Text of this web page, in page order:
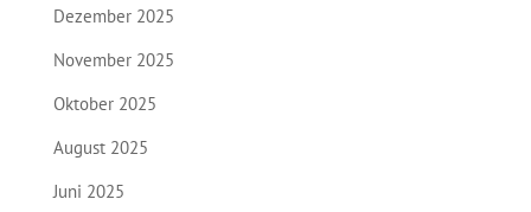
Dezember 2025
November 2025
Oktober 2025
August 2025
Juni 2025